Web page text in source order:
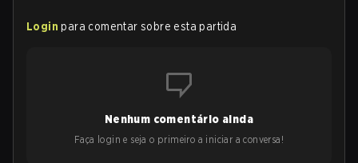
Login para comentar sobre esta partida
Nenhum comentário ainda
Faça login e seja o primeiro a iniciar a conversa!